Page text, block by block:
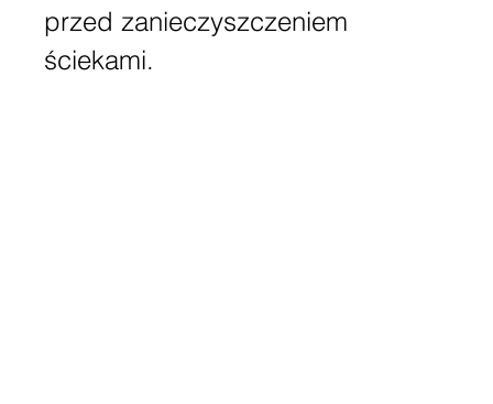
przed zanieczyszczeniem
ściekami.